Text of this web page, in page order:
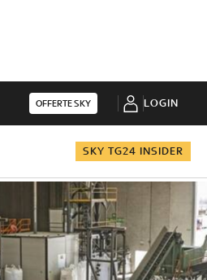
OFFERTE SKY LOGIN
SKY TG24 INSIDER